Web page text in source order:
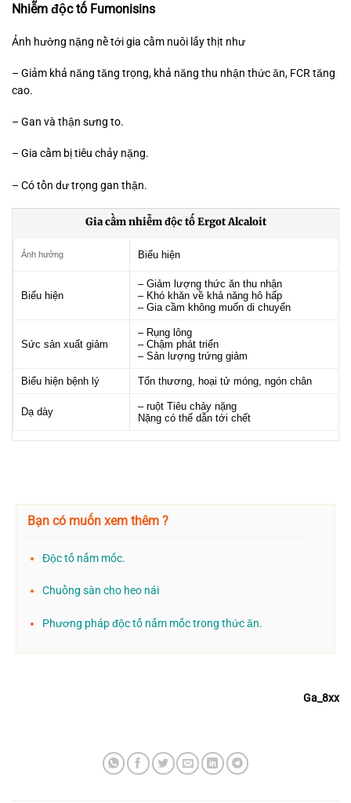
Nhiễm độc tố Fumonisins
Ảnh hưởng nặng nề tới gia cầm nuôi lấy thịt như
– Giảm khả năng tăng trọng, khả năng thu nhận thức ăn, FCR tăng
cao.
– Gan và thận sưng to.
– Gia cầm bị tiêu chảy nặng.
– Có tồn dư trọng gan thận.
Gia cầm nhiễm độc tố Ergot Alcaloit
Ảnh hưởng Biểu hiện
Biểu hiện
– Giảm lượng thức ăn thu nhận
– Khó khăn về khả năng hô hấp
– Gia cầm không muốn di chuyển
Sức sản xuất giảm
– Rụng lông
– Chậm phát triển
– Sản lượng trứng giảm
Biểu hiện bệnh lý Tổn thương, hoại tử móng, ngón chân
Dạ dày
– ruột Tiêu chảy nặng
Nặng có thể dẫn tới chết
Bạn có muốn xem thêm ?
Độc tố nấm mốc.
Chuồng sàn cho heo nái
Phương pháp độc tố nấm mốc trong thức ăn.
Ga_8xx